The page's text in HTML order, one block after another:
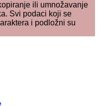
ili umnožavanje
Svi podaci koji se
i podložni su